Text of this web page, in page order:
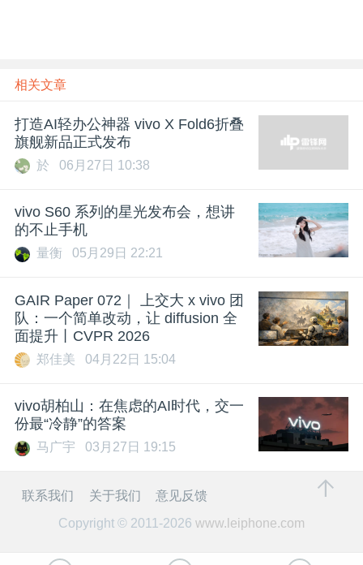
相关文章
打造AI轻办公神器 vivo X Fold6折叠
旗舰新品正式发布
於 06月27日 10:38
vivo S60 系列的星光发布会，想讲
的不止手机
量衡 05月29日 22:21
GAIR Paper 072｜ 上交大 x vivo 团
队：一个简单改动，让 diffusion 全
面提升丨CVPR 2026
郑佳美 04月22日 15:04
vivo胡柏山：在焦虑的AI时代，交一
份最“冷静”的答案
马广宇 03月27日 19:15
联系我们 关于我们
意见反馈
Copyright © 2011-2026 www.leiphone.com